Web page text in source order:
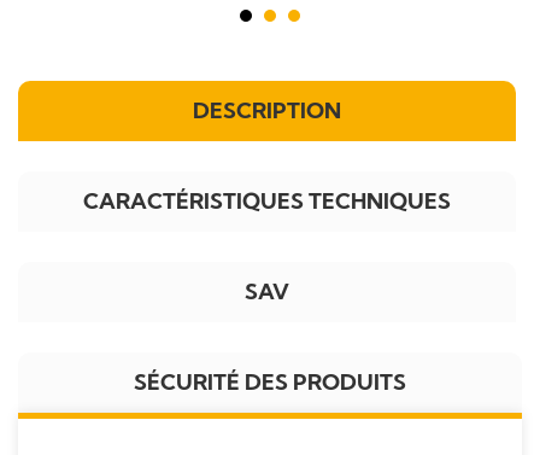
DESCRIPTION
CARACTÉRISTIQUES TECHNIQUES
SAV
SÉCURITÉ DES PRODUITS